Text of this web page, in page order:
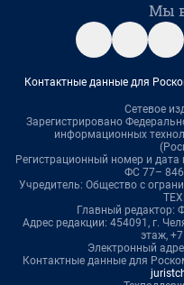
Мы в
Контактные данные для
Сетевое
Зарегистрировано
информационных
Регистрационный номер и
ФС 77–
Учредитель: Общество с
Главный редактор:
Адрес редакции: 454091, г.
этаж,
Электронный
Контактные данные для